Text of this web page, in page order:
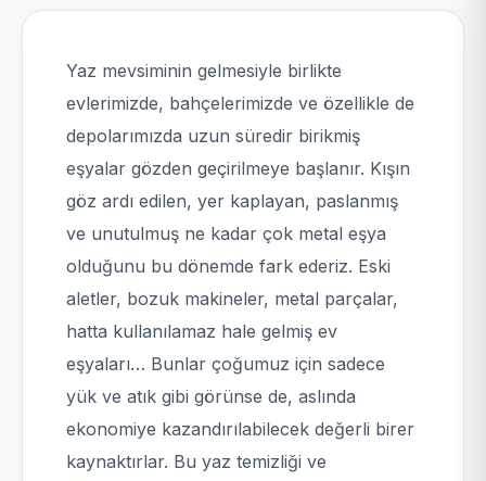
Yaz mevsiminin gelmesiyle birlikte
evlerimizde, bahçelerimizde ve özellikle de
depolarımızda uzun süredir birikmiş
eşyalar gözden geçirilmeye başlanır. Kışın
göz ardı edilen, yer kaplayan, paslanmış
ve unutulmuş ne kadar çok metal eşya
olduğunu bu dönemde fark ederiz. Eski
aletler, bozuk makineler, metal parçalar,
hatta kullanılamaz hale gelmiş ev
eşyaları… Bunlar çoğumuz için sadece
yük ve atık gibi görünse de, aslında
ekonomiye kazandırılabilecek değerli birer
kaynaktırlar. Bu yaz temizliği ve